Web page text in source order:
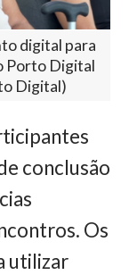
digital para
Porto Digital
Digital)
conclusão
Os
utilizar